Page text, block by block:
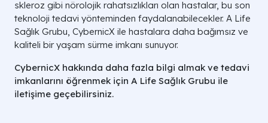
skleroz gibi nörolojik rahatsızlıkları olan hastalar, bu son
teknoloji tedavi yönteminden faydalanabilecekler. A Life
Sağlık Grubu, CybernicX ile hastalara daha bağımsız ve
kaliteli bir yaşam sürme imkanı sunuyor.
CybernicX hakkında daha fazla bilgi almak ve tedavi
imkanlarını öğrenmek için A Life Sağlık Grubu ile
iletişime geçebilirsiniz.